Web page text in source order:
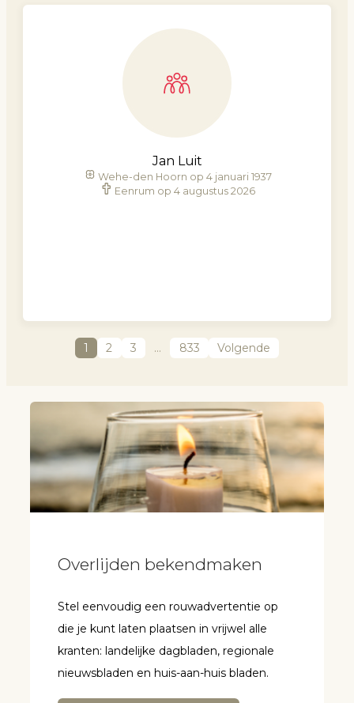
Jan Luit
Wehe-den Hoorn op 4 januari 1937
Eenrum op 4 augustus 2026
1 2 3 … 833 Volgende
Overlijden bekendmaken
Stel eenvoudig een rouwadvertentie op
die je kunt laten plaatsen in vrijwel alle
kranten: landelijke dagbladen, regionale
nieuwsbladen en huis-aan-huis bladen.